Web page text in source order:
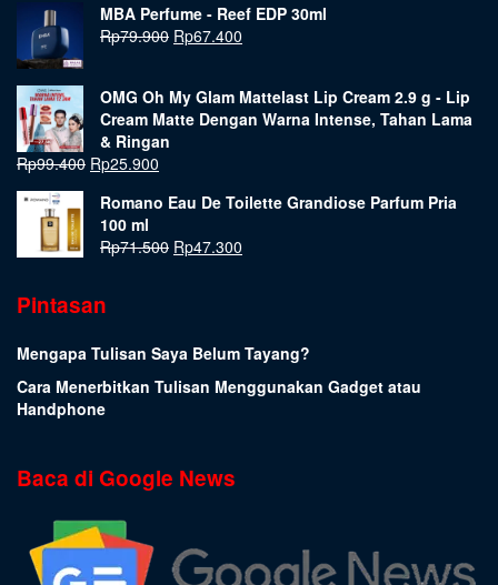
MBA Perfume - Reef EDP 30ml
Rp79.900 Rp67.400
OMG Oh My Glam Mattelast Lip Cream 2.9 g - Lip
Cream Matte Dengan Warna Intense, Tahan Lama
& Ringan
Rp99.400 Rp25.900
Romano Eau De Toilette Grandiose Parfum Pria
100 ml
Rp71.500 Rp47.300
Pintasan
Mengapa Tulisan Saya Belum Tayang?
Cara Menerbitkan Tulisan Menggunakan Gadget atau
Handphone
Baca di Google News